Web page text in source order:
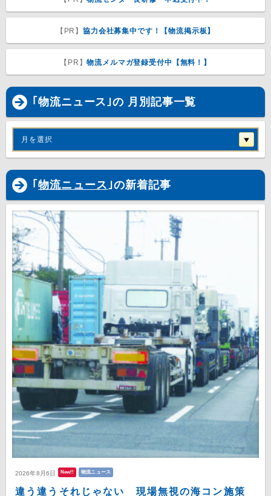
【PR】協力会社募集中です！【物流掲示板】
【PR】物流メルマガ登録受付中【無料！】
｢物流ニュース｣の 月別記事一覧
月を選択
｢ 物流ニュース｣の新着記事
2026年8月6日 New!! 物流ニュース
違う違うそれじゃない 現場無視の海コン施策